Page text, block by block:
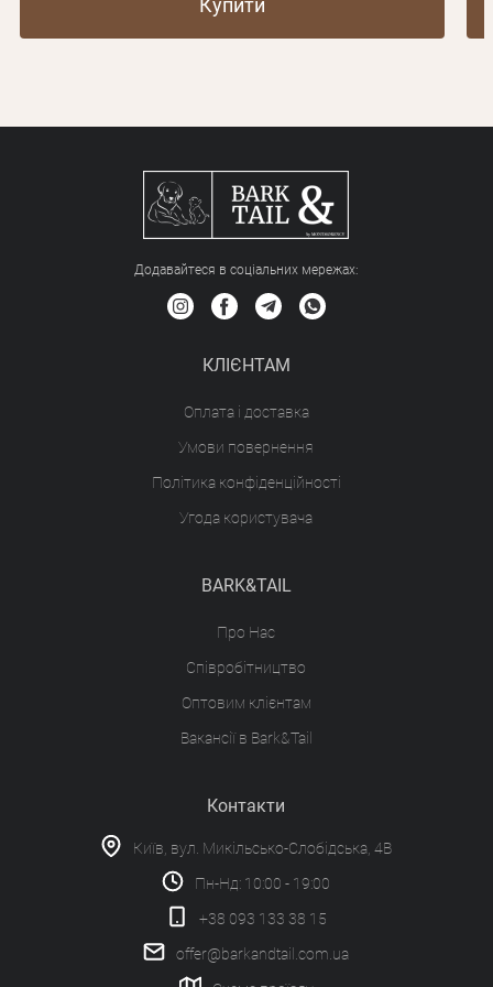
Купити
Додавайтеся в соціальних мережах:
КЛІЄНТАМ
Оплата і доставка
Умови повернення
Політика конфіденційності
Угода користувача
BARK&TAIL
Про Нас
Співробітництво
Оптовим клієнтам
Вакансії в Bark&Tail
Контакти
Київ, вул. Микільсько-Слобідська, 4В
Пн-Нд: 10:00 - 19:00
+38 093 133 38 15
offer@barkandtail.com.ua